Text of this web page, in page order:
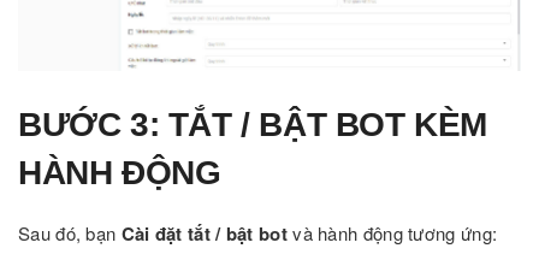
BƯỚC 3: TẮT / BẬT BOT KÈM
HÀNH ĐỘNG
Sau đó, bạn Cài đặt tắt / bật botvà hành động tương ứng: